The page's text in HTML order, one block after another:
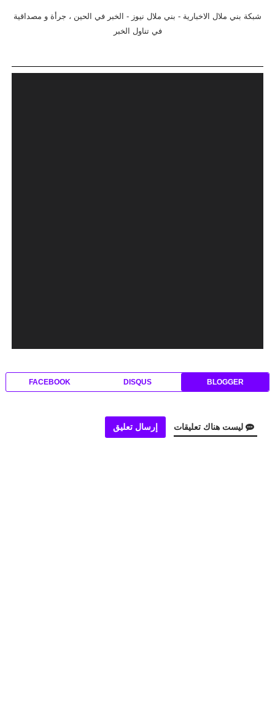
شبكة بني ملال الاخبارية - بني ملال نيوز - الخبر في الحين ، جرأة و مصداقية
في تناول الخبر
BLOGGER
DISQUS
FACEBOOK
ليست هناك تعليقات إرسال تعليق